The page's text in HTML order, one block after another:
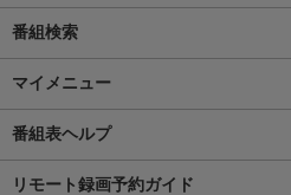
番組検索
マイメニュー
番組表ヘルプ
リモート録画予約ガイド